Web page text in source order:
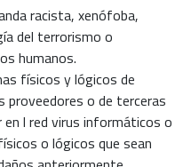
racista, xenófoba,
del terrorismo o
humanos.
físicos y lógicos de
proveedores o de terceras
l red virus informáticos o
o lógicos que sean